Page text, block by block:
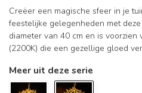
Creëer een magische sfeer in je
feestelijke gelegenheden met
diameter van 40 cm en is voorzien
(2200K) die een gezellige gloed
Meer uit deze serie